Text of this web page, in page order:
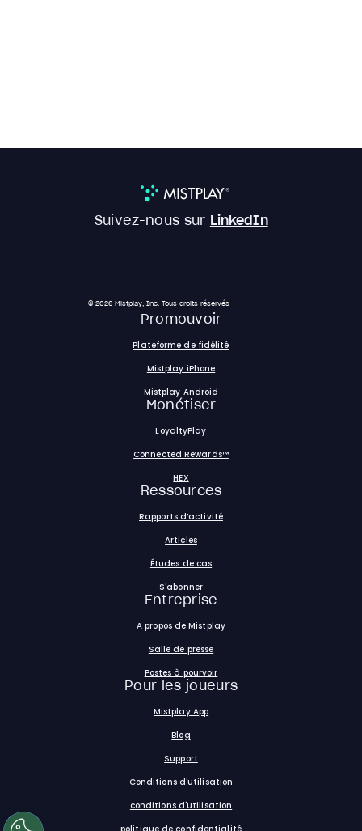
Suivez-nous sur LinkedIn
© 2026 Mistplay, Inc. Tous droits réservés
Promouvoir
Plateforme de fidélité
Mistplay iPhone
Mistplay Android
Monétiser
LoyaltyPlay
Connected Rewards™
HEX
Ressources
Rapports d’activité
Articles
Études de cas
S'abonner
Entreprise
A propos de Mistplay
Salle de presse
Postes à pourvoir
Pour les joueurs
Mistplay App
Blog
Support
Conditions d'utilisation
conditions d'utilisation